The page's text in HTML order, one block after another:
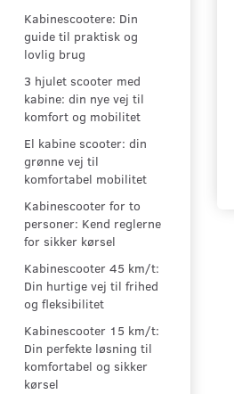
Kabinescootere: Din
guide til praktisk og
lovlig brug
3 hjulet scooter med
kabine: din nye vej til
komfort og mobilitet
El kabine scooter: din
grønne vej til
komfortabel mobilitet
Kabinescooter for to
personer: Kend reglerne
for sikker kørsel
Kabinescooter 45 km/t:
Din hurtige vej til frihed
og fleksibilitet
Kabinescooter 15 km/t:
Din perfekte løsning til
komfortabel og sikker
kørsel